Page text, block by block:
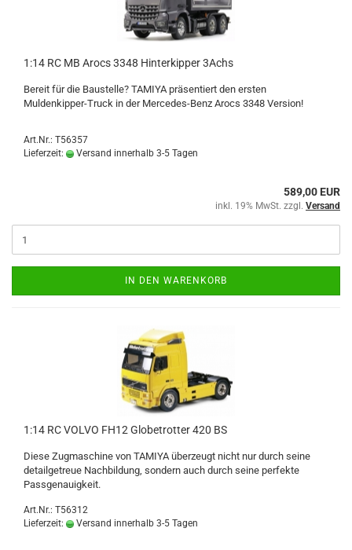
1:14 RC MB Arocs 3348 Hinterkipper 3Achs
Bereit für die Baustelle? TAMIYA präsentiert den ersten
Muldenkipper-Truck in der Mercedes-Benz Arocs 3348 Version!
Art.Nr.: T56357
Lieferzeit:
Versand innerhalb 3-5 Tagen
589,00 EUR
inkl. 19% MwSt. zzgl. Versand
IN DEN WARENKORB
1:14 RC VOLVO FH12 Globetrotter 420 BS
Diese Zugmaschine von TAMIYA überzeugt nicht nur durch seine
detailgetreue Nachbildung, sondern auch durch seine perfekte
Passgenauigkeit.
Art.Nr.: T56312
Lieferzeit:
Versand innerhalb 3-5 Tagen